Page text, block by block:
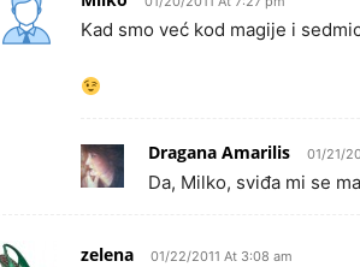
Kad smo već kod magije i
Dragana Amarilis 01/21/
Da, Milko, sviđa mi se
zelena 01/22/2011 At 3:08 am